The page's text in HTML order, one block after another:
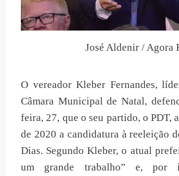
José Aldenir / Agora
O vereador Kleber Fernandes,
Câmara Municipal de Natal,
feira, 27, que o seu partido, o PDT,
de 2020 a candidatura à reeleição
Dias. Segundo Kleber, o atual
um grande trabalho” e, por